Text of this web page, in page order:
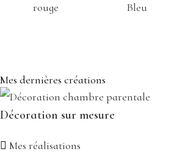
rouge
Bleu
Mes dernières créations
Décoration sur mesure
Mes réalisations